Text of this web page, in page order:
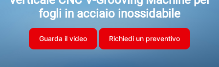
fogli in acciaio inossidabile
Guarda il video Richiedi un preventivo